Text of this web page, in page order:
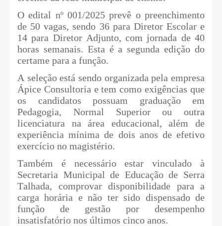
O edital nº 001/2025 prevê o preenchimento
de 50 vagas, sendo 36 para Diretor Escolar e
14 para Diretor Adjunto, com jornada de 40
horas semanais. Esta é a segunda edição do
certame para a função.
A seleção está sendo organizada pela empresa
Ápice Consultoria e tem como exigências que
os candidatos possuam graduação em
Pedagogia, Normal Superior ou outra
licenciatura na área educacional, além de
experiência mínima de dois anos de efetivo
exercício no magistério.
Também é necessário estar vinculado à
Secretaria Municipal de Educação de Serra
Talhada, comprovar disponibilidade para a
carga horária e não ter sido dispensado de
função de gestão por desempenho
insatisfatório nos últimos cinco anos.